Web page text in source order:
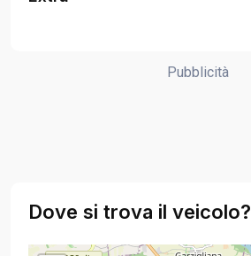
Pubblicità
Dove si trova il veicolo?